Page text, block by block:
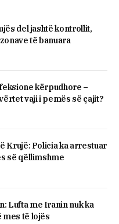
del jashtë kontrollit,
të banuara
kërpudhore –
vaji i pemës së çajit?
Krujë: Policia ka arrestuar
së qëllimshme
Lufta me Iranin nuk ka
mes të lojës